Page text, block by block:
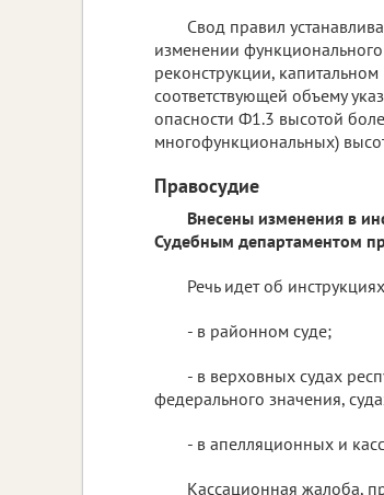
Свод правил
изменении
реконструкции,
соответствующей объему
опасности Ф1.3 высотой
многофункциональных)
Правосудие
Внесены изменения в
Судебным департаментом
Речь идет об
- в районном суде;
- в верховных судах
федерального значения,
- в апелляционных и
Кассационная жалоба,